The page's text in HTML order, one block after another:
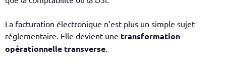
La facturation électronique n’est plus un simple sujet
réglementaire. Elle devient une transformation
opérationnelle transverse.